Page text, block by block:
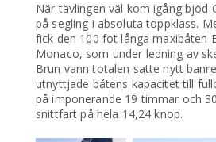
När tävlingen väl kom igång bjöd
på segling i absoluta toppklass.
fick den 100 fot långa maxibåten
Monaco, som under ledning av
Brun vann totalen satte nytt
utnyttjade båtens kapacitet till
på imponerande 19 timmar och
snittfart på hela 14,24 knop.